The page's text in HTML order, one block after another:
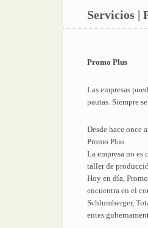
Servicios |
Promo Plus
Las empresas
pautas. Siempre
Desde hace once
Promo Plus.
La empresa no es
taller de
Hoy en día,
encuentra en el
Schlumberger,
entes